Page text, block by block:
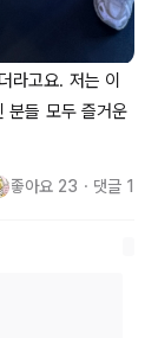
라고요. 저는 이
분들 모두 즐거운
좋아요 23 ・ 댓글 1